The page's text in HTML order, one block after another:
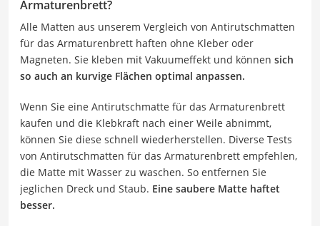
Armaturenbrett?
Alle Matten aus unserem Vergleich von Antirutschmatten
für das Armaturenbrett haften ohne Kleber oder
Magneten. Sie kleben mit Vakuumeffekt und können sich
so auch an kurvige Flächen optimal anpassen.
Wenn Sie eine Antirutschmatte für das Armaturenbrett
kaufen und die Klebkraft nach einer Weile abnimmt,
können Sie diese schnell wiederherstellen. Diverse Tests
von Antirutschmatten für das Armaturenbrett empfehlen,
die Matte mit Wasser zu waschen. So entfernen Sie
jeglichen Dreck und Staub. Eine saubere Matte haftet
besser.